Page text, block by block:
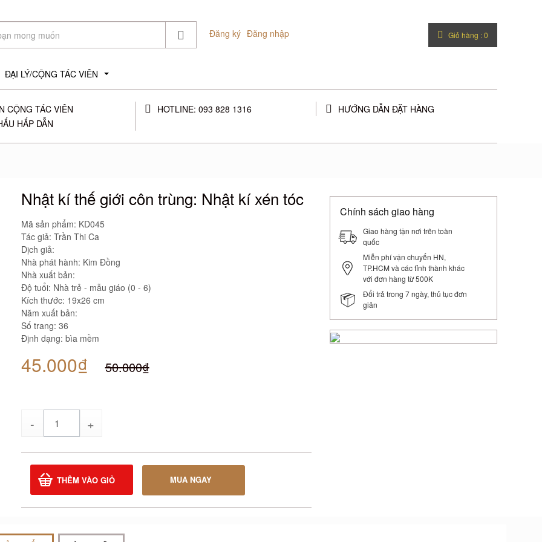
Đăng ký Đăng nhập Giỏ hàng :0
ĐẠI LÝ/CỘNG TÁC VIÊN
CỘNG TÁC VIÊN
HẤP DẪN
HOTLINE: 093 828 1316 HƯỚNG DẪN ĐẶT HÀNG
Nhật kí thế giới côn trùng: Nhật kí xén tóc
Mã sản phẩm: KD045
Tác giả: Trần Thi Ca
Dịch giả:
Nhà phát hành: Kim Đồng
Nhà xuất bản:
Độ tuổi: Nhà trẻ - mẫu giáo (0 - 6)
Kích thước: 19x26 cm
Năm xuất bản:
Số trang: 36
Định dạng: bìa mềm
45.000₫ 50.000₫
lượng
THÊM VÀO GIỎ MUA NGAY
Chính sách giao hàng
Giao hàng tận nơi trên toàn
quốc
Miễn phí vận chuyển HN,
TP.HCM và các tỉnh thành khác
với đơn hàng từ 500K
Đổi trả trong 7 ngày, thủ tục đơn
giản